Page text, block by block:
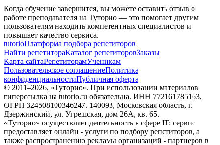
Когда обучение завершится, вы можете оставить отзыв о
работе преподавателя на Туторио — это помогает другим
пользователям находить компетентных специалистов и
повышает качество сервиса.
tutorioПлатформа подбора репетиторов
Найти репетитораКаталог репетиторовЗаказы
Карта сайтаРепетиторамУченикам
Пользовательское соглашениеПолитика
конфиденциальностиПубличная оферта
© 2011–2026, «Туторио». При использовании материалов
гиперссылка на tutorio.ru обязательна. ИНН 772161785163,
ОГРН 324508100346247. 140093, Московская область, г.
Дзержинский, ул. Угрешская, дом 26А, кв. 65.
«Туторио» осуществляет деятельность в сфере IT: сервис
предоставляет онлайн - услуги по подбору репетиторов, а
также распространению рекламы организаций - партнеров в